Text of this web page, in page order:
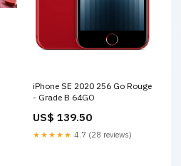
iPhone SE 2020 256 Go Rouge
- Grade B 64GO
US$ 139.50
★★★★★ 4.7 (28 reviews)